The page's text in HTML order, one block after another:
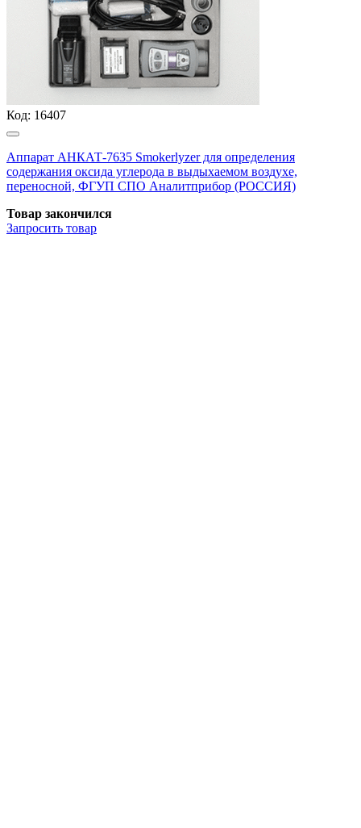
Код: 16407
Аппарат АНКАТ-7635 Smokerlyzer для определения
содержания оксида углерода в выдыхаемом воздухе,
переносной, ФГУП СПО Аналитприбор (РОССИЯ)
Товар закончился
Запросить товар